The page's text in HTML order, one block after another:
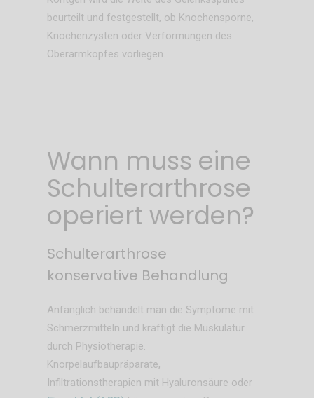
beurteilt und festgestellt, ob Knochensporne,
Knochenzysten oder Verformungen des
Oberarmkopfes vorliegen.
Wann muss eine
Schulterarthrose
operiert werden?
Schulterarthrose
konservative Behandlung
Anfänglich behandelt man die Symptome mit
Schmerzmitteln und kräftigt die Muskulatur
durch Physiotherapie.
Knorpelaufbaupräparate,
Infiltrationstherapien mit Hyaluronsäure oder